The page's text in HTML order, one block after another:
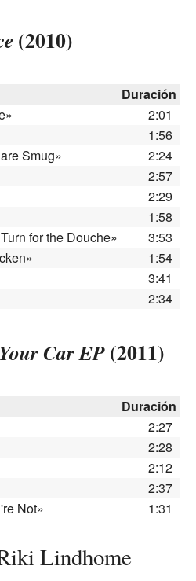
(2010)
Duración
2:01
1:56
Smug»
2:24
2:57
2:29
1:58
for the Douche»
3:53
1:54
3:41
2:34
Car EP(2011)
Duración
2:27
2:28
2:12
2:37
Not» 1:31
Lindhome